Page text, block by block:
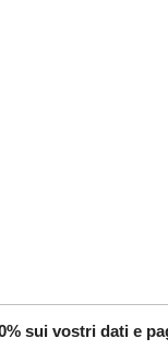
sui vostri dati e